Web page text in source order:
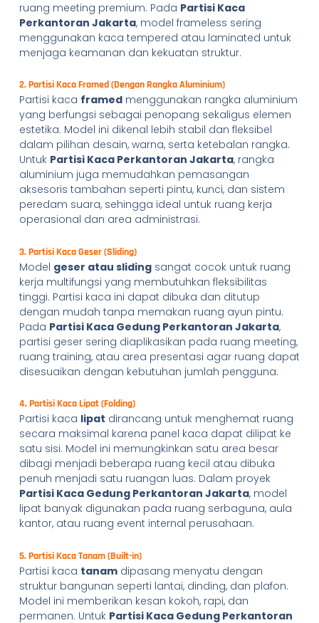
ruang meeting premium. Pada Partisi Kaca
Perkantoran Jakarta, model frameless sering
menggunakan kaca tempered atau laminated untuk
menjaga keamanan dan kekuatan struktur.
2. Partisi Kaca Framed (Dengan Rangka Aluminium)
Partisi kaca framedmenggunakan rangka aluminium
yang berfungsi sebagai penopang sekaligus elemen
estetika. Model ini dikenal lebih stabil dan fleksibel
dalam pilihan desain, warna, serta ketebalan rangka.
Untuk Partisi Kaca Perkantoran Jakarta, rangka
aluminium juga memudahkan pemasangan
aksesoris tambahan seperti pintu, kunci, dan sistem
peredam suara, sehingga ideal untuk ruang kerja
operasional dan area administrasi.
3. Partisi Kaca Geser (Sliding)
Model geser atau slidingsangat cocok untuk ruang
kerja multifungsi yang membutuhkan fleksibilitas
tinggi. Partisi kaca ini dapat dibuka dan ditutup
dengan mudah tanpa memakan ruang ayun pintu.
Pada Partisi Kaca Gedung Perkantoran Jakarta,
partisi geser sering diaplikasikan pada ruang meeting,
ruang training, atau area presentasi agar ruang dapat
disesuaikan dengan kebutuhan jumlah pengguna.
4. Partisi Kaca Lipat (Folding)
Partisi kaca lipat dirancang untuk menghemat ruang
secara maksimal karena panel kaca dapat dilipat ke
satu sisi. Model ini memungkinkan satu area besar
dibagi menjadi beberapa ruang kecil atau dibuka
penuh menjadi satu ruangan luas. Dalam proyek
Partisi Kaca Gedung Perkantoran Jakarta, model
lipat banyak digunakan pada ruang serbaguna, aula
kantor, atau ruang event internal perusahaan.
5. Partisi Kaca Tanam (Built-in)
Partisi kaca tanamdipasang menyatu dengan
struktur bangunan seperti lantai, dinding, dan plafon.
Model ini memberikan kesan kokoh, rapi, dan
permanen. Untuk Partisi Kaca Gedung Perkantoran